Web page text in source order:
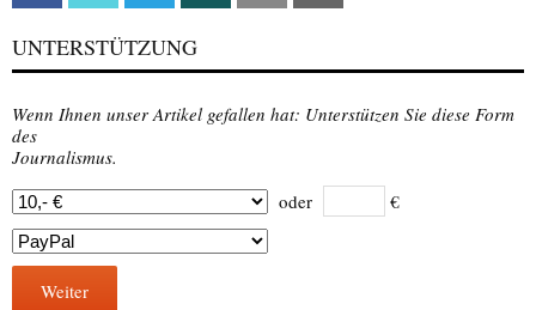
UNTERSTÜTZUNG
Wenn Ihnen unser Artikel gefallen hat: Unterstützen Sie diese Form
des
Journalismus.
oder
€
Weiter